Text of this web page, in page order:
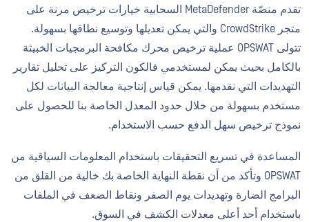
تقدم منصّة MetaDefender السحابية خيارات ترخيص مرنة على
متجر CrowdStrike والتي يمكن تعديلها وتوسيع نطاقها بسهولة.
تتولى OPSWAT عملية ترخيص محرك مكافحة البرمجيات الخبيثة
بالكامل بحيث يمكن لمستخدمي فالكون التركيز على تحليل تقارير
التهديدات التي نقدمها. يمكن قياس إنتاجية معالجة البيانات لكل
مستخدم بسهولة من خلال حدود المعدل الخاصة بنا للحصول على
نموذج ترخيص سهل الدفع حسب الاستخدام.
المساعدة في تسريع التحقيقات باستخدام المعلومات السياقية من
OPSWAT وتأكد من أن نقطة النهاية الخاصة بك خالية من القلق من
البرامج الضارة وتهديدات يوم الصفر ونقاط الضعف في الملفات
باستخدام أحد أعلى معدلات الكشف في السوق.